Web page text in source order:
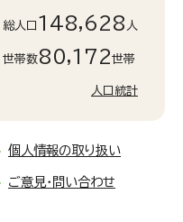
総人口 148,628 人
世帯数80,172世帯
人口統計
個人情報の取り扱い
ご意見・問い合わせ